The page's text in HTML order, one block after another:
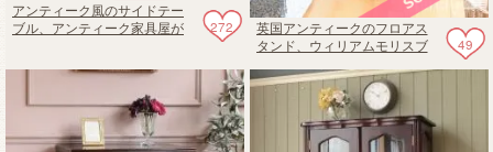
272
アンティーク風のサイドテー
ブル、アンティーク家具屋が
49
英国アンティークのフロアス
タンド、ウィリアムモリスブ
ンデリア球付）